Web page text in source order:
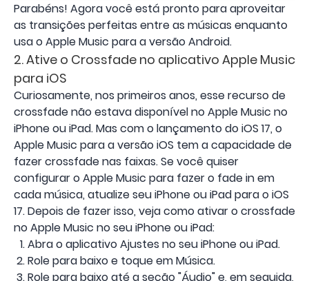
Parabéns! Agora você está pronto para aproveitar
as transições perfeitas entre as músicas enquanto
usa o Apple Music para a versão Android.
2. Ative o Crossfade no aplicativo Apple Music
para iOS
Curiosamente, nos primeiros anos, esse recurso de
crossfade não estava disponível no Apple Music no
iPhone ou iPad. Mas com o lançamento do iOS 17, o
Apple Music para a versão iOS tem a capacidade de
fazer crossfade nas faixas. Se você quiser
configurar o Apple Music para fazer o fade in em
cada música, atualize seu iPhone ou iPad para o iOS
17. Depois de fazer isso, veja como ativar o crossfade
no Apple Music no seu iPhone ou iPad:
Abra o aplicativo Ajustes no seu iPhone ou iPad.
Role para baixo e toque em Música.
Role para baixo até a seção "Áudio" e, em seguida,